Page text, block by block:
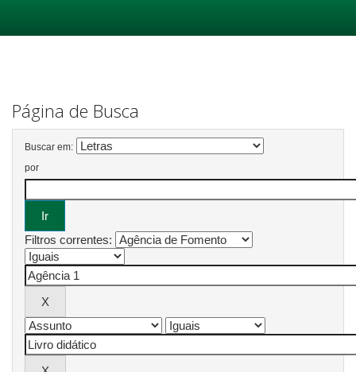
Página de Busca
Buscar em:
por
Filtros correntes: